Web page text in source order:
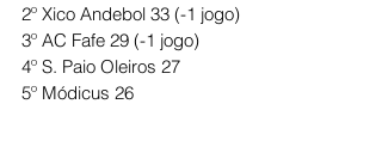
2º Xico Andebol 33 (-1 jogo)
3º AC Fafe 29 (-1 jogo)
4º S. Paio Oleiros 27
5º Módicus 26